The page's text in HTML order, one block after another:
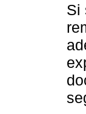
Si